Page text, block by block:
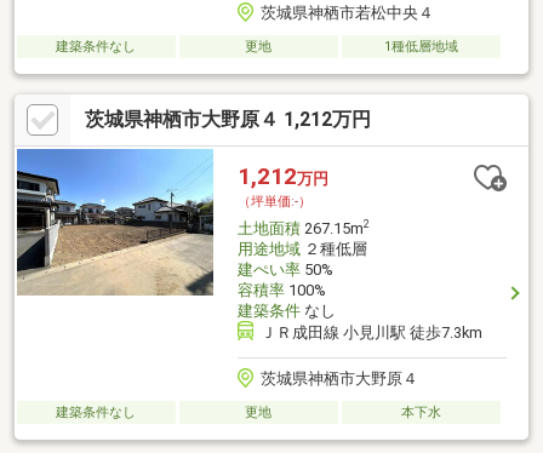
茨城県神栖市若松中央４
建築条件なし 更地 1種低層地域
茨城県神栖市大野原４ 1,212万円
1,212万円
（坪単価:-）
土地面積267.15m2
用途地域２種低層
建ぺい率50%
容積率100%
建築条件なし
ＪＲ成田線 小見川駅 徒歩7.3km
茨城県神栖市大野原４
建築条件なし 更地 本下水